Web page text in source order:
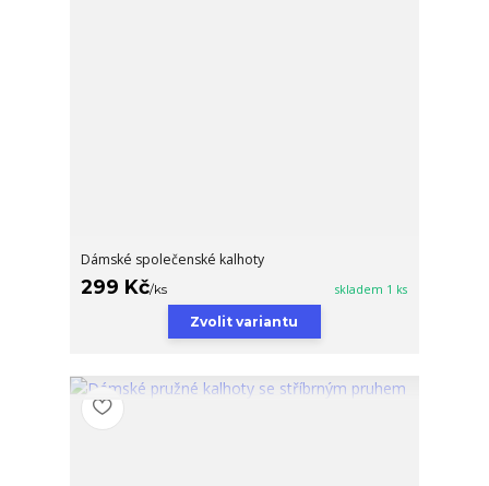
Dámské společenské kalhoty
299 Kč/ks skladem 1 ks
Zvolit variantu